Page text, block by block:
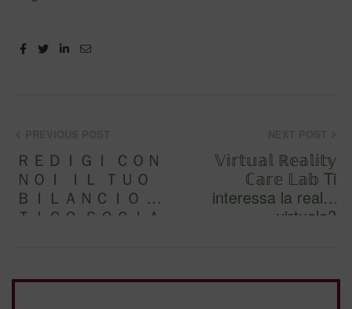
FacebookTwitterLinkedin
Email
ＲＥＤＩＧＩ ＣＯＮ
ＮＯＩ ＩＬ ＴＵＯ
ＢＩＬＡＮＣＩＯ Ｅ
ＴＩＣＯ ＳＯＣＩＡ
𝕍𝕚𝕣𝕥𝕦𝕒𝕝 ℝ𝕖𝕒𝕝𝕚𝕥𝕪
ℂ𝕒𝕣𝕖 𝕃𝕒𝕓 Ti
interessa la realtà
virtuale?